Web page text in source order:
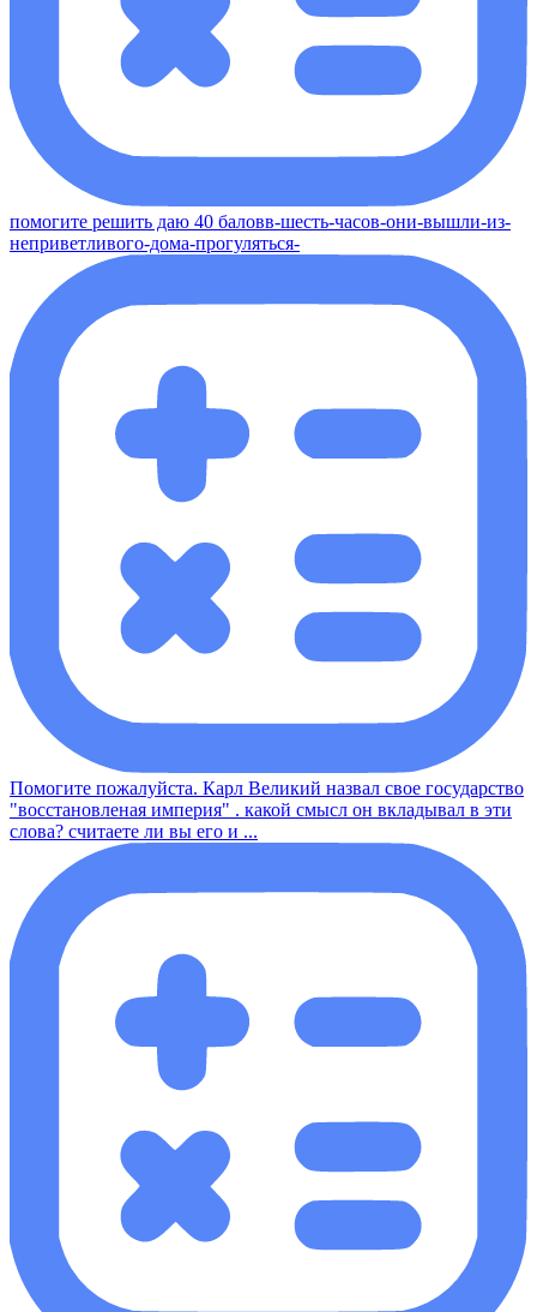
помогите решить даю 40 баловв-шесть-часов-они-вышли-из-
неприветливого-дома-прогуляться-
Помогите пожалуйста. Карл Великий назвал свое государство
"восстановленая империя" . какой смысл он вкладывал в эти
слова? считаете ли вы его и ...